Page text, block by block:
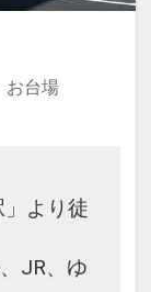
お台場
」より徒
JR、ゆ